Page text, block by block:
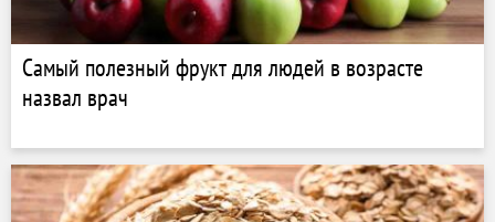
Самый полезный фрукт для людей в возрасте
назвал врач